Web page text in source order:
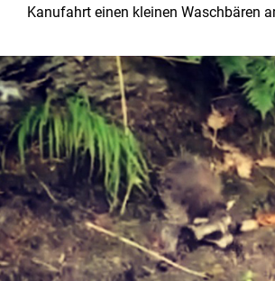
Kanufahrt einen kleinen Waschbären